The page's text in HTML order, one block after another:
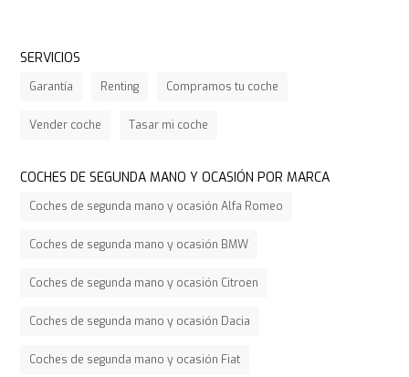
SERVICIOS
Garantía Renting Compramos tu coche
Vender coche Tasar mi coche
COCHES DE SEGUNDA MANO Y OCASIÓN POR MARCA
Coches de segunda mano y ocasión Alfa Romeo
Coches de segunda mano y ocasión BMW
Coches de segunda mano y ocasión Citroen
Coches de segunda mano y ocasión Dacia
Coches de segunda mano y ocasión Fiat